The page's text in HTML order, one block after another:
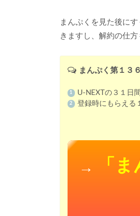
まんぷくを見た後に
きますし、解約の仕方
まんぷく第１３
U-NEXTの３１日
登録時にもらえる
→ 「